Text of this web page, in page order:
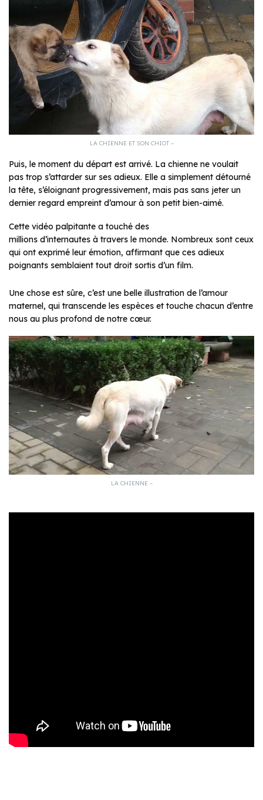
LA CHIENNE ET SON CHIOT –
Puis, le moment du départ est arrivé. La chienne ne voulait
pas trop s’attarder sur ses adieux. Elle a simplement détourné
la tête, s’éloignant progressivement, mais pas sans jeter un
dernier regard empreint d’amour à son petit bien-aimé.
Cette vidéo palpitante a touché des
millions d’internautes à travers le monde. Nombreux sont ceux
qui ont exprimé leur émotion, affirmant que ces adieux
poignants semblaient tout droit sortis d’un film.
Une chose est sûre, c’est une belle illustration de l’amour
maternel, qui transcende les espèces et touche chacun d’entre
nous au plus profond de notre cœur.
LA CHIENNE –